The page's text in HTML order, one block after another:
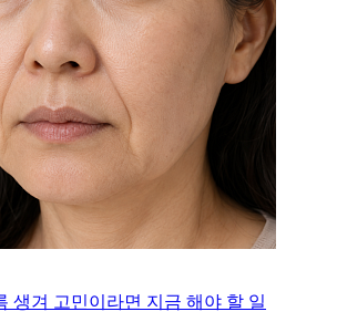
생겨 고민이라면 지금 해야 할 일